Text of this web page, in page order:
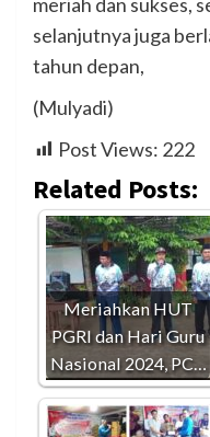
selanjutnya juga
tahun depan,
(Mulyadi)
Post Views: 222
Related Posts:
Meriahkan HUT
PGRI dan Hari Guru
Nasional 2024, PC…